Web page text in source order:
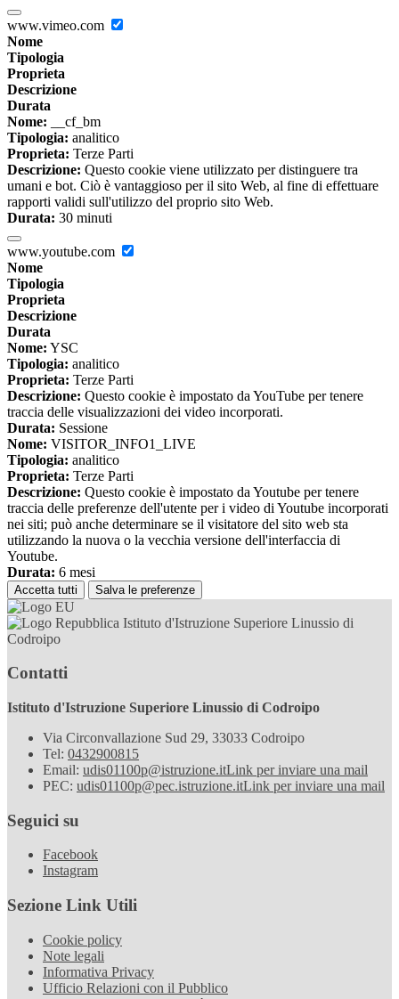
www.vimeo.com
Nome
Tipologia
Proprieta
Descrizione
Durata
Nome: __cf_bm
Tipologia: analitico
Proprieta: Terze Parti
Descrizione: Questo cookie viene utilizzato per distinguere tra
umani e bot. Ciò è vantaggioso per il sito Web, al fine di effettuare
rapporti validi sull'utilizzo del proprio sito Web.
Durata: 30 minuti
www.youtube.com
Nome
Tipologia
Proprieta
Descrizione
Durata
Nome: YSC
Tipologia: analitico
Proprieta: Terze Parti
Descrizione: Questo cookie è impostato da YouTube per tenere
traccia delle visualizzazioni dei video incorporati.
Durata: Sessione
Nome: VISITOR_INFO1_LIVE
Tipologia: analitico
Proprieta: Terze Parti
Descrizione: Questo cookie è impostato da Youtube per tenere
traccia delle preferenze dell'utente per i video di Youtube incorporati
nei siti; può anche determinare se il visitatore del sito web sta
utilizzando la nuova o la vecchia versione dell'interfaccia di
Youtube.
Durata: 6 mesi
Accetta tutti Salva le preferenze
Istituto d'Istruzione Superiore Linussio di
Codroipo
Contatti
Istituto d'Istruzione Superiore Linussio di Codroipo
Via Circonvallazione Sud 29, 33033 Codroipo
Tel: 0432900815
Email: udis01100p@istruzione.itLink per inviare una mail
PEC: udis01100p@pec.istruzione.itLink per inviare una mail
Seguici su
Facebook
Instagram
Sezione Link Utili
Cookie policy
Note legali
Informativa Privacy
Ufficio Relazioni con il Pubblico